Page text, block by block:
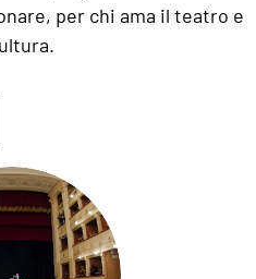
per chi ama il teatro e